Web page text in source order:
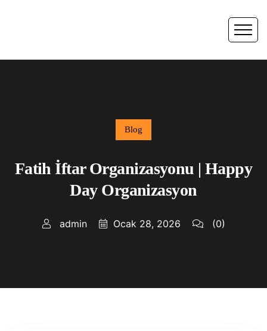
Blog
Fatih İftar Organizasyonu | Happy
Day Organizasyon
admin Ocak 28, 2026 (0)